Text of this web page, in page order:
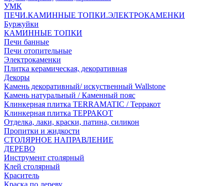
УМК
ПЕЧИ.КАМИННЫЕ ТОПКИ.ЭЛЕКТРОКАМЕНКИ
Буржуйки
КАМИННЫЕ ТОПКИ
Печи банные
Печи отопительные
Электрокаменки
Плитка керамическая, декоративная
Декоры
Камень декоративный/ искуственный Wallstone
Камень натуральный / Каменный пояс
Клинкерная плитка TERRAMATIC / Терракот
Клинкерная плитка ТЕРРАКОТ
Отделка, лаки, краски, патина, силикон
Пропитки и жидкости
СТОЛЯРНОЕ НАПРАВЛЕНИЕ
ДЕРЕВО
Инструмент столярный
Клей столярный
Краситель
Краска по дереву